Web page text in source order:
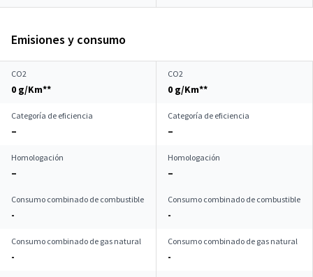
Emisiones y consumo
CO2
0 g/Km**
CO2
0 g/Km**
Categoría de eficiencia
–
Categoría de eficiencia
–
Homologación
–
Homologación
–
Consumo combinado de combustible
-
Consumo combinado de combustible
-
Consumo combinado de gas natural
-
Consumo combinado de gas natural
-